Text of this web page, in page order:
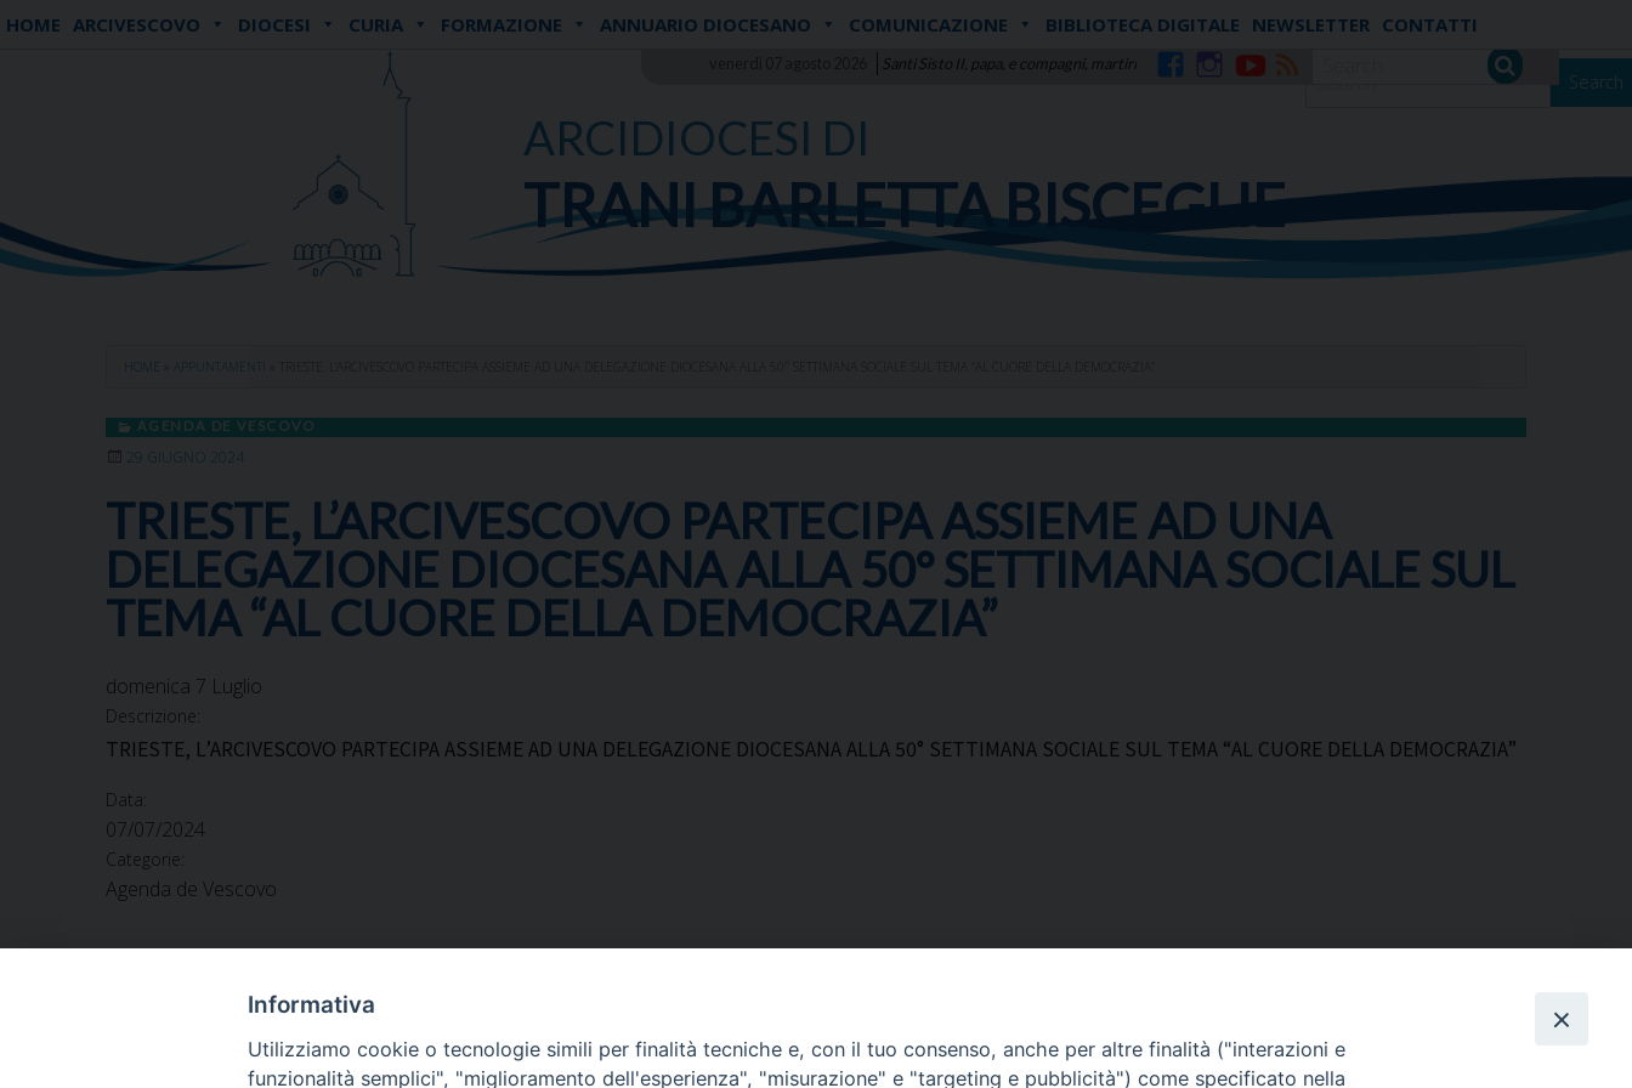
Skip
Santi Sisto II, papa, e compagni, martiri
HOME ARCIVESCOVO DIOCESI CURIA FORMAZIONE ANNUARIO DIOCESANO COMUNICAZIONE BIBLIOTECA DIGITALE NEWSLETTER CONTATTI
Search
ARCIDIOCESI DI
TRANI BARLETTA BISCEGLIE
HOME APPUNTAMENTI
AGENDA DE VESCOVO
29 GIUGNO 2024
TRIESTE, L’ARCIVESCOVO PARTECIPA ASSIEME AD UNA
DELEGAZIONE DIOCESANA ALLA 50° SETTIMANA SOCIALE SUL
TEMA “AL CUORE DELLA DEMOCRAZIA”
domenica 7 Luglio
Descrizione:
TRIESTE, L’ARCIVESCOVO PARTECIPA ASSIEME AD UNA DELEGAZIONE DIOCESANA ALLA 50° SETTIMANA SOCIALE SUL TEMA “AL CUORE DELLA DEMOCRAZIA”
Data:
07/07/2024
Categorie:
Agenda de Vescovo
Corato, Margherita di Savoia, Via Beltrani, 9
Informativa
Utilizziamo cookie o tecnologie simili per finalità tecniche e, con il tuo consenso, anche per altre finalità ("interazioni e
funzionalità semplici", "miglioramento dell'esperienza", "misurazione" e "targeting e pubblicità") come specificato nella